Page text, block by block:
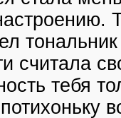
считала
тебя